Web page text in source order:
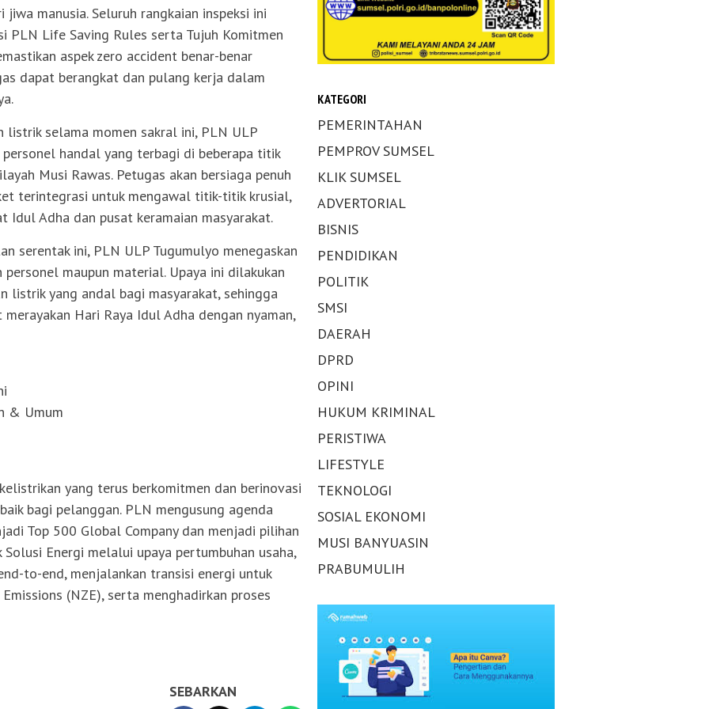
manusia. Seluruh rangkaian inspeksi ini
PLN Life Saving Rules serta Tujuh Komitmen
aspek zero accident benar-benar
dapat berangkat dan pulang kerja dalam
listrik selama momen sakral ini, PLN ULP
handal yang terbagi di beberapa titik
Musi Rawas. Petugas akan bersiaga penuh
terintegrasi untuk mengawal titik-titik krusial,
Idul Adha dan pusat keramaian masyarakat.
serentak ini, PLN ULP Tugumulyo menegaskan
personel maupun material. Upaya ini dilakukan
listrik yang andal bagi masyarakat, sehingga
Hari Raya Idul Adha dengan nyaman,
& Umum
yang terus berkomitmen dan berinovasi
bagi pelanggan. PLN mengusung agenda
Top 500 Global Company dan menjadi pilihan
Energi melalui upaya pertumbuhan usaha,
to-end, menjalankan transisi energi untuk
(NZE), serta menghadirkan proses
SEBARKAN
KATEGORI
PEMERINTAHAN
PEMPROV SUMSEL
KLIK SUMSEL
ADVERTORIAL
BISNIS
PENDIDIKAN
POLITIK
SMSI
DAERAH
DPRD
OPINI
HUKUM KRIMINAL
PERISTIWA
LIFESTYLE
TEKNOLOGI
SOSIAL EKONOMI
MUSI BANYUASIN
PRABUMULIH